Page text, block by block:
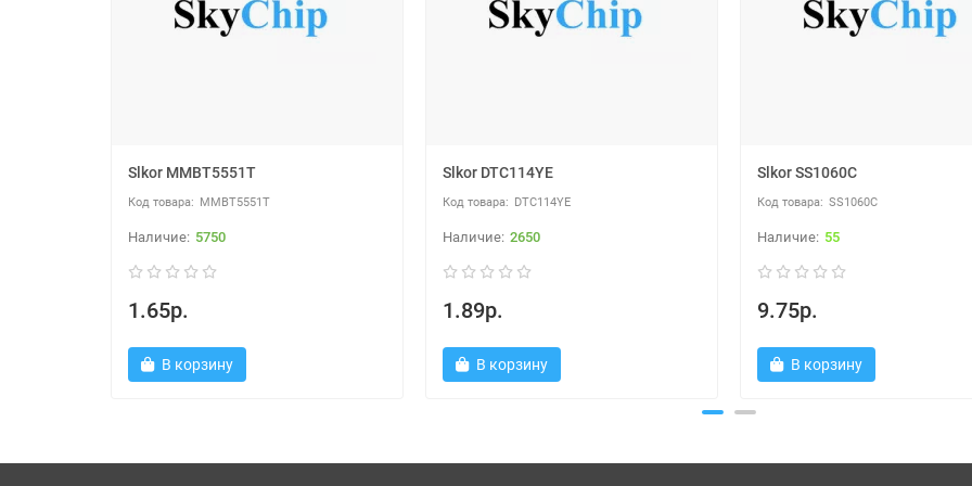
Slkor MMBT5551T
MMBT5551T
5750
1.65р.
В корзину
Slkor DTC114YE
DTC114YE
2650
1.89р.
В корзину
Slkor SS1060C
SS1060C
55
9.75р.
В корзину